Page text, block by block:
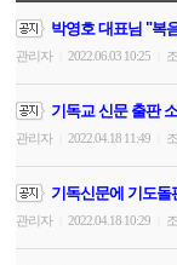
박영호 대표님 "복
관리자 2022.06.03 10:25
기독교 신문 출판
관리자 2022.04.18 11:49
기독신문에 기도돌
관리자 2022.04.18 10:29